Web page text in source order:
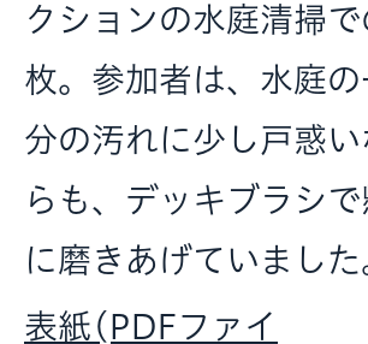
クションの水庭清掃で
枚。参加者は、水庭の
分の汚れに少し戸惑
らも、デッキブラシで
に磨きあげていました
表紙(PDFファイ